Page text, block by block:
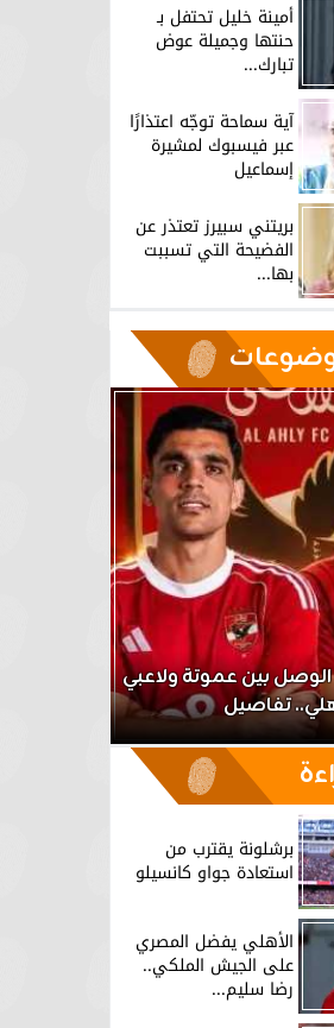
أمينة خليل تحتفل بـ
حنتها وجميلة عوض
تبارك...
آية سماحة توجّه اعتذارًا
عبر فيسبوك لمشيرة
إسماعيل
بريتني سبيرز تعتذر عن
الفضيحة التي تسببت
بها...
بين عموتة ولاعبي
تفاصيل
برشلونة يقترب من
استعادة جواو كانسيلو
الأهلي يفضل المصري
على الجيش الملكي..
رضا سليم...